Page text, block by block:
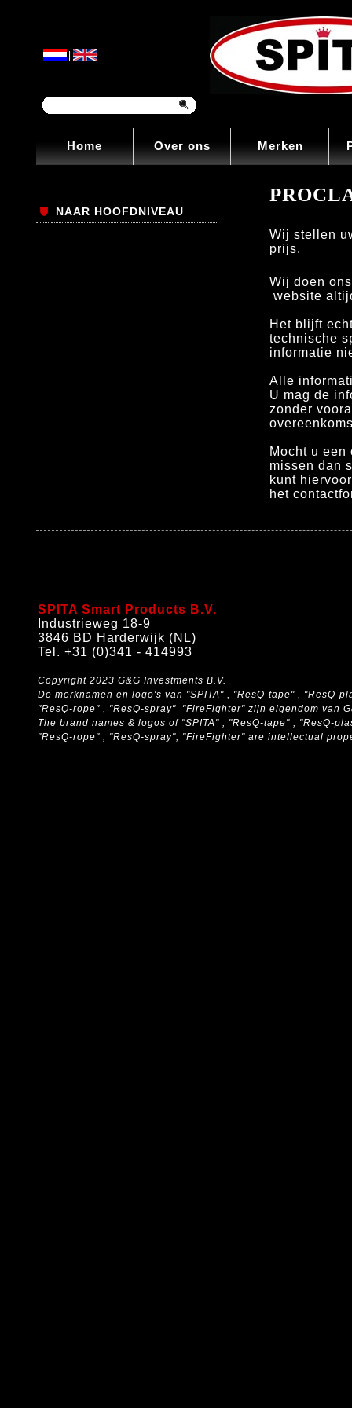
Home Over ons Merken
NAAR HOOFDNIVEAU
Wij stellen
prijs.
Wij doen
website
Het blijft
technische
informatie
Alle
U mag de
zonder
Mocht u
missen dan
kunt
het
SPITA Smart Products B.V.
Industrieweg 18-9
3846 BD Harderwijk (NL)
Tel. +31 (0)341 - 414993
Copyright 2023 G&G Investments B.V.
De merknamen en logo's van "SPITA" , "ResQ-tape" , "ResQ-
"ResQ-rope" , "ResQ-spray" "FireFighter" zijn eigendom van
The brand names & logos of "SPITA" , "ResQ-tape" , "ResQ-
"ResQ-rope" , "ResQ-spray", "FireFighter" are intellectual